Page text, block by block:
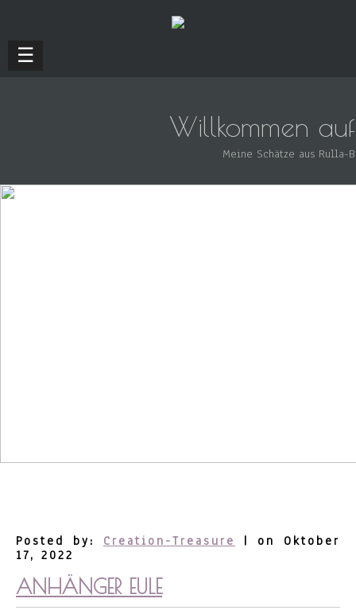
☰
Willkommen
Meine Schätze aus Rulla-
Posted by: Creation-Treasure
| on Oktober
17, 2022
ANHÄNGER EULE